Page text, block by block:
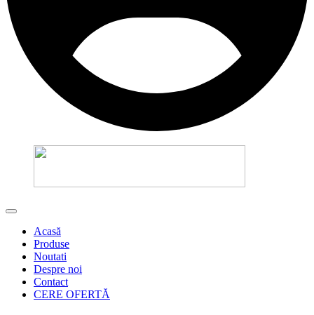
Acasă
Produse
Noutati
Despre noi
Contact
CERE OFERTĂ